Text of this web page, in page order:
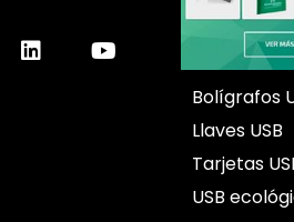
Bolígrafos
Llaves USB
Tarjetas
USB